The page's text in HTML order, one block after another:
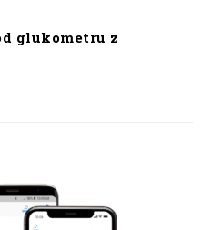
glukometru z